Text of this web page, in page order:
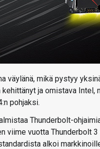
väylänä, mikä pystyy
ja omistava Intel,
pohjaksi.
Thunderbolt-
viime vuotta Thunderbolt
alkoi